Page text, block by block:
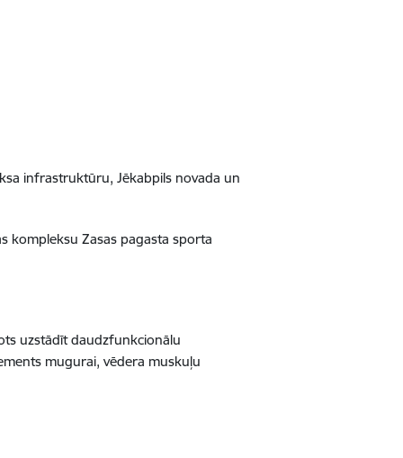
infrastruktūru, Jēkabpils novada un
Zasas pagasta sporta
uzstādīt daudzfunkcionālu
mugurai, vēdera muskuļu